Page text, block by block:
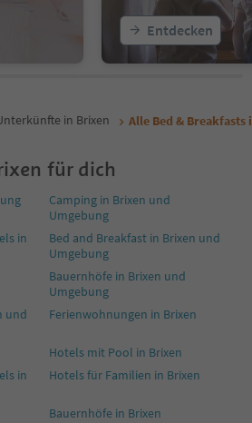
Entdecken
in Brixen Alle Bed & Breakfasts
für dich
Camping in Brixen und
Umgebung
in
Bed and Breakfast in Brixen und
Umgebung
Bauernhöfe in Brixen und
Umgebung
und
Ferienwohnungen in Brixen
Hotels mit Pool in Brixen
in
Hotels für Familien in Brixen
Bauernhöfe in Brixen